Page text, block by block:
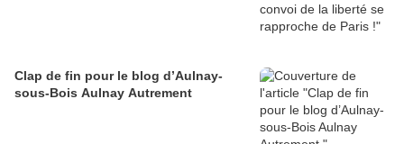
Clap de fin pour le blog d’Aulnay-
sous-Bois Aulnay Autrement